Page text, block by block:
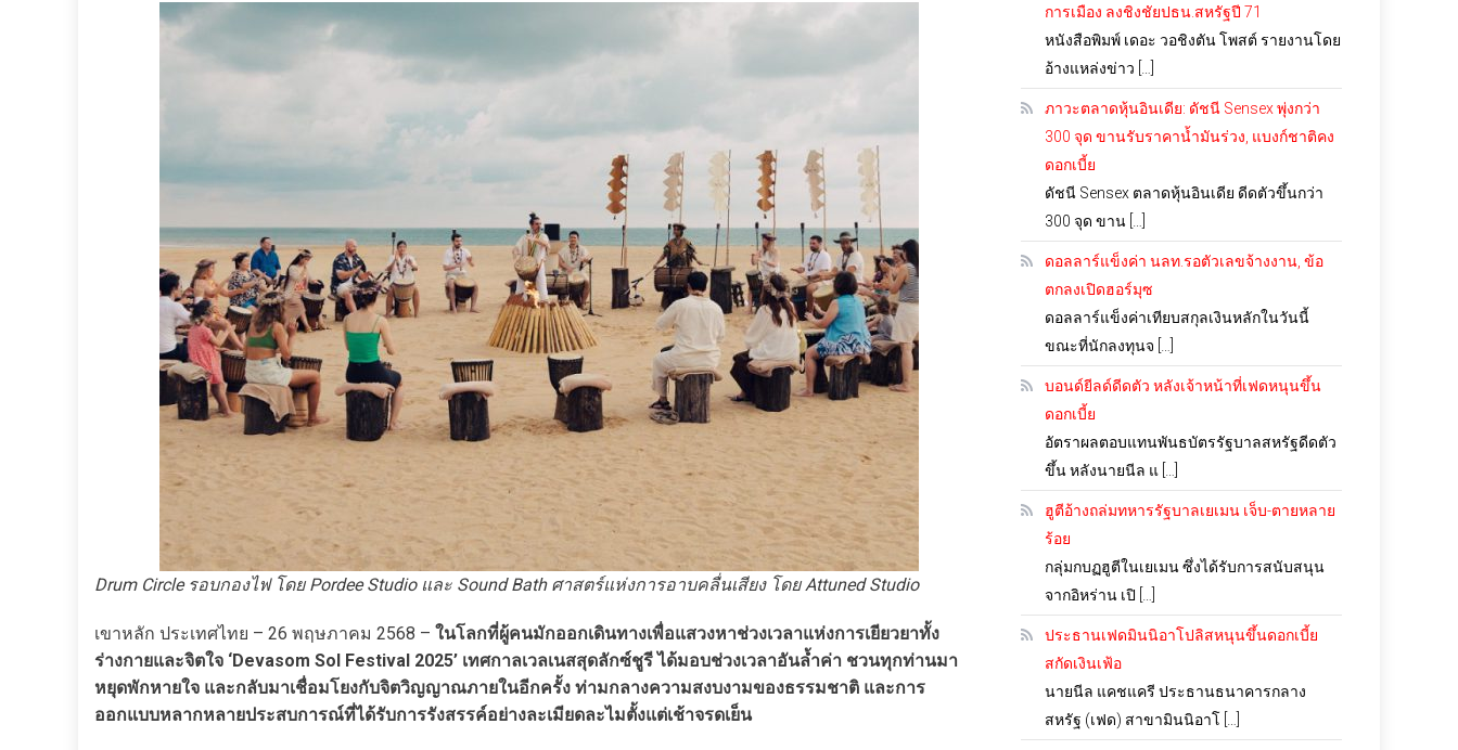
Drum Circle รอบกองไฟ โดย Pordee Studio และ Sound Bath ศาสตร์แห่งการอาบคลื่นเสียง โดย Attuned Studio
เขาหลัก ประเทศไทย – 26 พฤษภาคม 2568 – ในโลกที่ผู้คนมักออกเดินทางเพื่อแสวงหาช่วงเวลาแห่งการเยียวยาทั้ง
ร่างกายและจิตใจ ‘Devasom Sol Festival 2025’ เทศกาลเวลเนสสุดลักซ์ชูรี ได้มอบช่วงเวลาอันล้ำค่า ชวนทุกท่านมา
หยุดพักหายใจ และกลับมาเชื่อมโยงกับจิตวิญญาณภายในอีกครั้ง ท่ามกลางความสงบงามของธรรมชาติ และการ
ออกแบบหลากหลายประสบการณ์ที่ได้รับการรังสรรค์อย่างละเมียดละไมตั้งแต่เช้าจรดเย็น
การเมือง ลงชิงชัยปธน.สหรัฐปี 71
หนังสือพิมพ์ เดอะ วอชิงตัน โพสต์ รายงานโดย
อ้างแหล่งข่าว […]
ภาวะตลาดหุ้นอินเดีย: ดัชนี Sensex พุ่งกว่า
300 จุด ขานรับราคาน้ำมันร่วง, แบงก์ชาติคง
ดอกเบี้ย
ดัชนี Sensex ตลาดหุ้นอินเดีย ดีดตัวขึ้นกว่า
300 จุด ขาน […]
ดอลลาร์แข็งค่า นลท.รอตัวเลขจ้างงาน, ข้อ
ตกลงเปิดฮอร์มุซ
ดอลลาร์แข็งค่าเทียบสกุลเงินหลักในวันนี้
ขณะที่นักลงทุนจ […]
บอนด์ยีลด์ดีดตัว หลังเจ้าหน้าที่เฟดหนุนขึ้น
ดอกเบี้ย
อัตราผลตอบแทนพันธบัตรรัฐบาลสหรัฐดีดตัว
ขึ้น หลังนายนีล แ […]
ฮูตีอ้างถล่มทหารรัฐบาลเยเมน เจ็บ-ตายหลาย
ร้อย
กลุ่มกบฏฮูตีในเยเมน ซึ่งได้รับการสนับสนุน
จากอิหร่าน เปิ […]
ประธานเฟดมินนิอาโปลิสหนุนขึ้นดอกเบี้ย
สกัดเงินเฟ้อ
นายนีล แคชแครี ประธานธนาคารกลาง
สหรัฐ (เฟด) สาขามินนิอาโ […]